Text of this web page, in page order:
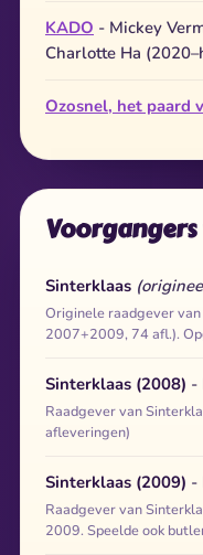
KADO - Mickey
Charlotte Ha
Ozosnel, het paard
Sinterklaas
Originele raadgever
2007+2009, 74 afl.).
Sinterklaas (2008) -
Raadgever van
afleveringen)
Sinterklaas (2009) -
Raadgever van
2009. Speelde ook